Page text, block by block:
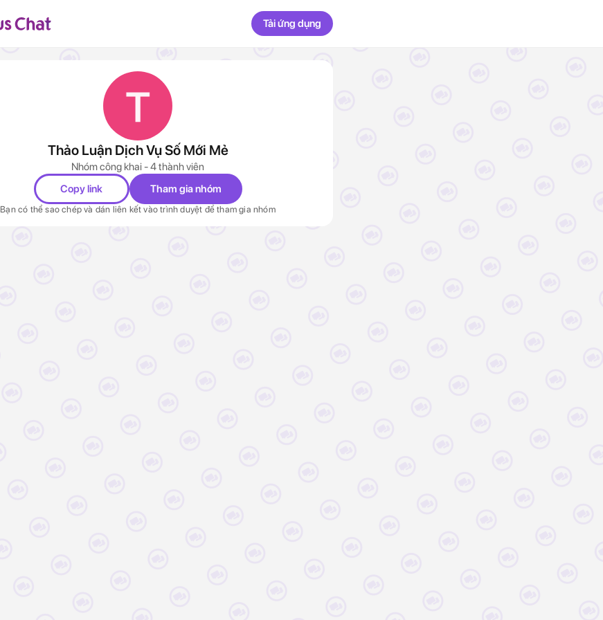
Tải ứng dụng
Thảo Luận Dịch Vụ Số Mới Mẻ
Nhóm công khai - 4 thành viên
Copy link
Tham gia nhóm
Bạn có thể sao chép và dán liên kết vào trình duyệt để tham gia nhóm